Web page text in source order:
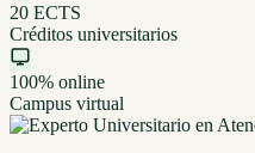
20 ECTS
Créditos universitarios
100% online
Campus virtual